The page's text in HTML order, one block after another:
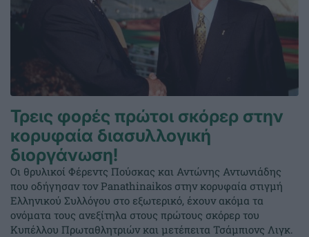
Τρεις φορές πρώτοι σκόρερ στην
κορυφαία διασυλλογική
διοργάνωση!
Οι θρυλικοί Φέρεντς Πούσκας και Αντώνης Αντωνιάδης
που οδήγησαν τον Panathinaikos στην κορυφαία στιγμή
Ελληνικού Συλλόγου στο εξωτερικό, έχουν ακόμα τα
ονόματα τους ανεξίτηλα στους πρώτους σκόρερ του
Κυπέλλου Πρωταθλητριών και μετέπειτα Τσάμπιονς Λιγκ.